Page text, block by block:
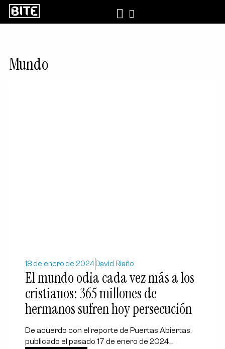
Mundo
18 de enero de 2024 David Riaño
El mundo odia cada vez más a los
cristianos: 365 millones de
hermanos sufren hoy persecución
De acuerdo con el reporte de Puertas Abiertas,
publicado el pasado 17 de enero de 2024,...